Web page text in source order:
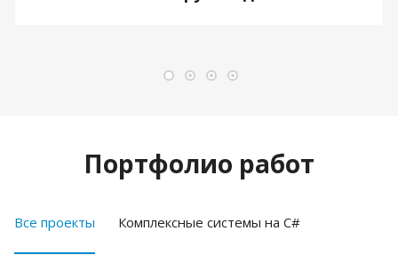
Портфолио работ
Все проекты Комплексные системы на C#